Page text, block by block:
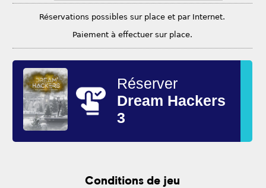
Réservations possibles sur place et par Internet.
Paiement à effectuer sur place.
Réserver
Dream Hackers
3
Conditions de jeu